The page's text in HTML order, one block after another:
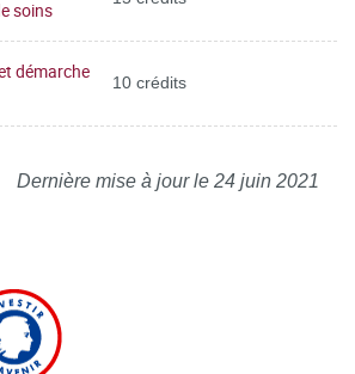
soins
démarche
10 crédits
Dernière mise à jour le 24 juin 2021